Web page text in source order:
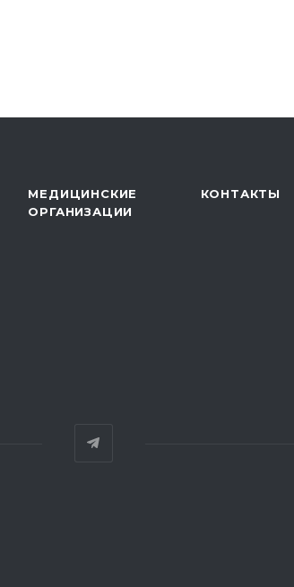
МЕДИЦИНСКИЕ
ОРГАНИЗАЦИИ
КОНТАКТЫ